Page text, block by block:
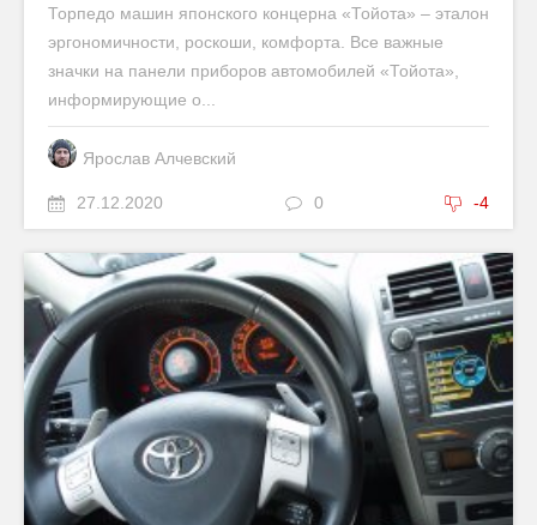
Торпедо машин японского концерна «Тойота» – эталон
эргономичности, роскоши, комфорта. Все важные
значки на панели приборов автомобилей «Тойота»,
информирующие о...
Ярослав Алчевский
27.12.2020 0 -4